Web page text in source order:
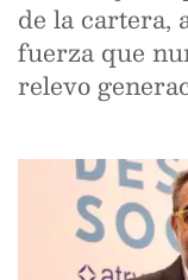
de la cartera,
fuerza que
relevo